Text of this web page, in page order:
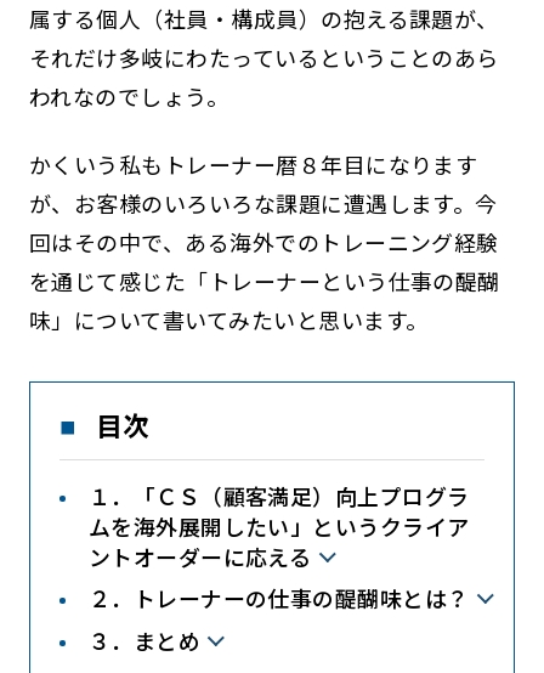
属する個人（社員・構成員）の抱える課題が、
それだけ多岐にわたっているということのあら
われなのでしょう。
かくいう私もトレーナー暦８年目になります
が、お客様のいろいろな課題に遭遇します。今
回はその中で、ある海外でのトレーニング経験
を通じて感じた「トレーナーという仕事の醍醐
味」について書いてみたいと思います。
目次
１．「ＣＳ（顧客満足）向上プログラ
ムを海外展開したい」というクライア
ントオーダーに応える
２．トレーナーの仕事の醍醐味とは？
３．まとめ